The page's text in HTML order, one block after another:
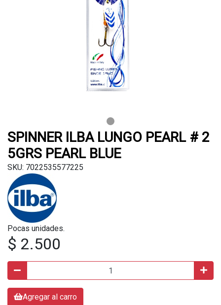
SPINNER ILBA LUNGO PEARL # 2
5GRS PEARL BLUE
SKU: 7022535577225
Pocas unidades.
$ 2.500
Agregar al carro